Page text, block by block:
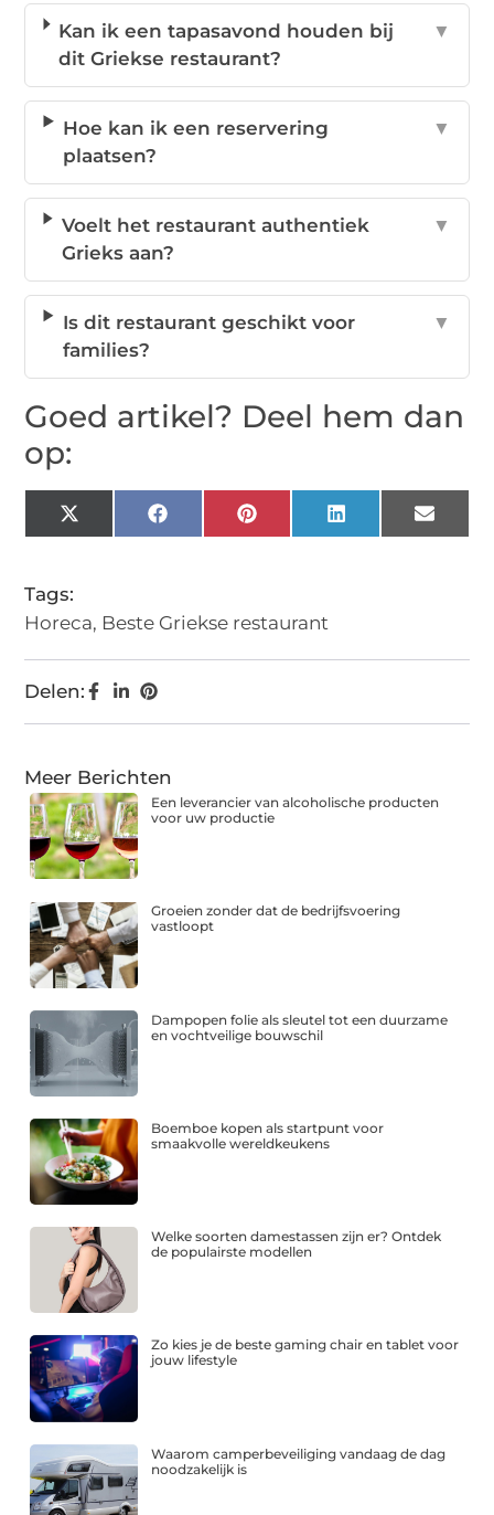
Kan ik een tapasavond houden bij
dit Griekse restaurant?
▼
Hoe kan ik een reservering
plaatsen?
▼
Voelt het restaurant authentiek
Grieks aan?
▼
Is dit restaurant geschikt voor
families?
▼
Goed artikel? Deel hem dan
op:
X
(Twitter)
FacebookPinterestLinkedIn Email
Tags:
Horeca, Beste Griekse restaurant
Delen:
Meer Berichten
Een leverancier van alcoholische producten
voor uw productie
Groeien zonder dat de bedrijfsvoering
vastloopt
Dampopen folie als sleutel tot een duurzame
en vochtveilige bouwschil
Boemboe kopen als startpunt voor
smaakvolle wereldkeukens
Welke soorten damestassen zijn er? Ontdek
de populairste modellen
Zo kies je de beste gaming chair en tablet voor
jouw lifestyle
Waarom camperbeveiliging vandaag de dag
noodzakelijk is